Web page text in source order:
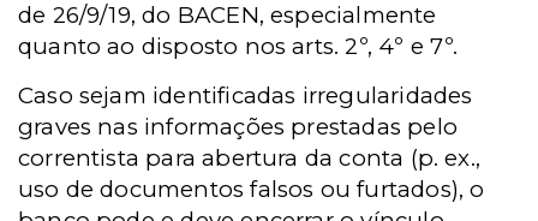
de 26/9/19, do BACEN, especialmente
quanto ao disposto nos arts. 2º, 4º e 7º.
Caso sejam identificadas irregularidades
graves nas informações prestadas pelo
correntista para abertura da conta (p. ex.,
uso de documentos falsos ou furtados), o